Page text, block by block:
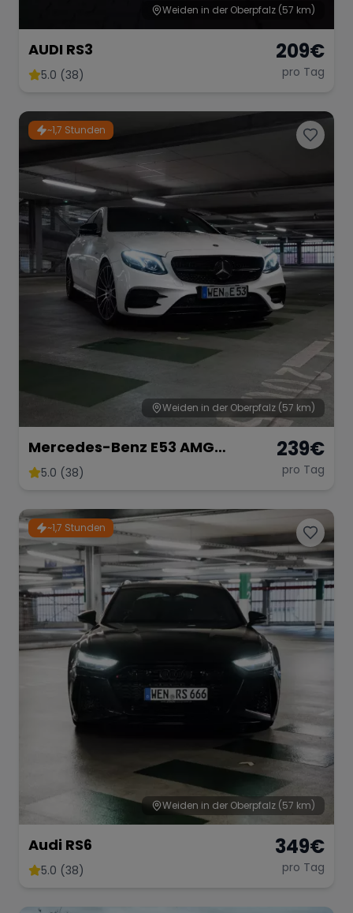
Weiden in der Oberpfalz (57 km)
AUDI RS3
5.0 (38)
209€
pro Tag
~1,7 Stunden
Weiden in der Oberpfalz (57 km)
Mercedes-Benz E53 AMG
Performance
5.0 (38)
239€
pro Tag
~1,7 Stunden
Weiden in der Oberpfalz (57 km)
Audi RS6
5.0 (38)
349€
pro Tag